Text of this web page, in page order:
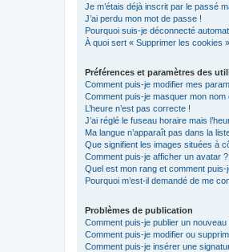
Je m’étais déjà inscrit par le passé
J’ai perdu mon mot de passe !
Pourquoi suis-je déconnecté
À quoi sert « Supprimer les cookies
Préférences et paramètres des
Comment puis-je modifier mes
Comment puis-je masquer mon nom
L’heure n’est pas correcte !
J’ai réglé le fuseau horaire mais
Ma langue n’apparaît pas dans la
Que signifient les images situées à
Comment puis-je afficher un avatar ?
Quel est mon rang et comment puis-
Pourquoi m’est-il demandé de me
Problèmes de publication
Comment puis-je publier un
Comment puis-je modifier ou
Comment puis-je insérer une